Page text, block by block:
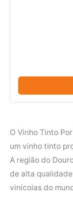
O Vinho Tinto
um vinho tinto
A região do
de alta
vinícolas do